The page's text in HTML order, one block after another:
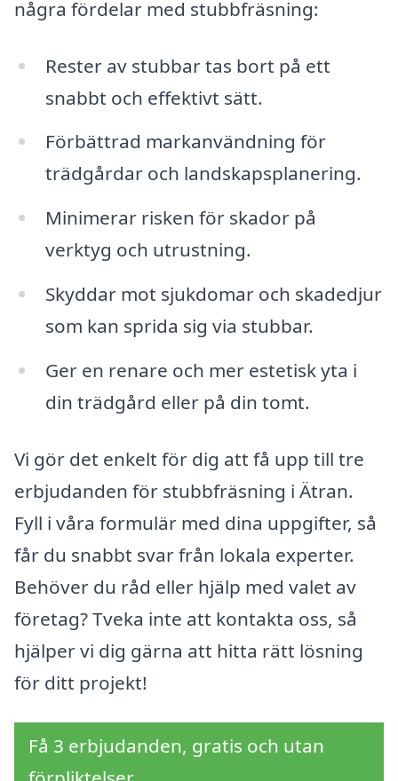
några fördelar med stubbfräsning:
Rester av stubbar tas bort på ett
snabbt och effektivt sätt.
Förbättrad markanvändning för
trädgårdar och landskapsplanering.
Minimerar risken för skador på
verktyg och utrustning.
Skyddar mot sjukdomar och skadedjur
som kan sprida sig via stubbar.
Ger en renare och mer estetisk yta i
din trädgård eller på din tomt.
Vi gör det enkelt för dig att få upp till tre
erbjudanden för stubbfräsning i Ätran.
Fyll i våra formulär med dina uppgifter, så
får du snabbt svar från lokala experter.
Behöver du råd eller hjälp med valet av
företag? Tveka inte att kontakta oss, så
hjälper vi dig gärna att hitta rätt lösning
för ditt projekt!
Få 3 erbjudanden, gratis och utan